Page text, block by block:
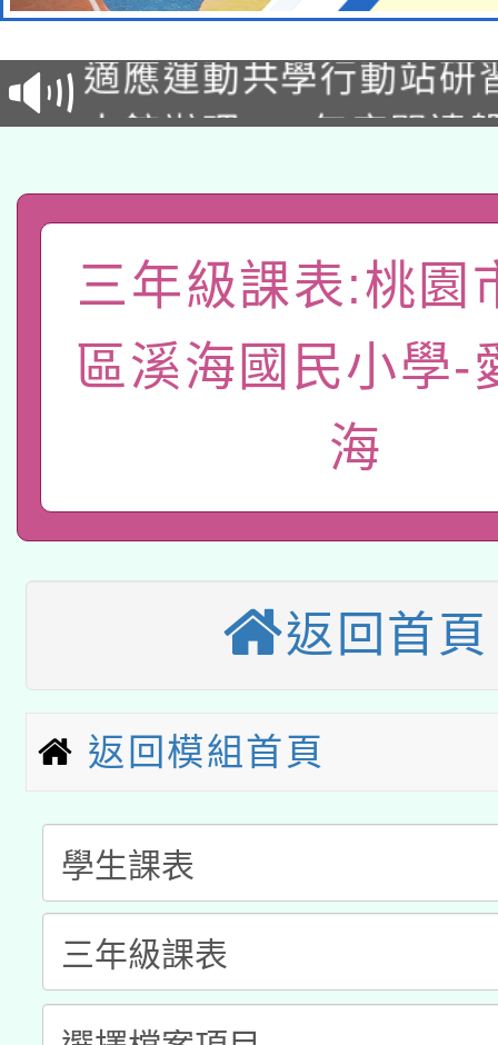
本校115學年度第2次
招甄選結果公告(無人
招)
適應運動共學行動站研
本館辦理115年度閱讀
暨閱讀推動專業研習
A3數位素養講師名單
「數位內容與教學軟體
pilot」
有關大陸委員會函釋公
轉知經濟部水利署委託
業技術研究院辦理「
用水績優單位及節水達
動」
115年8月22日(星期六
桃園市孔廟祈福系列
開 智慧啟航」
2026年桃園地景藝術
招甄選結果公告(無人
招)
適應運動共學行動站研
暨閱讀推動專業研習
科技賦能─人工智慧
礎課程
A3數位素養講師名單
「數位內容與教學軟體
pilot」
有關大陸委員會函釋公
薪期間赴陸應申請許可
轉知經濟部水利署委託
業技術研究院辦理「
115年8月22日(星期六
三年級課表:桃園
區溪海國民小學-
海
返回首頁
返回模組首頁